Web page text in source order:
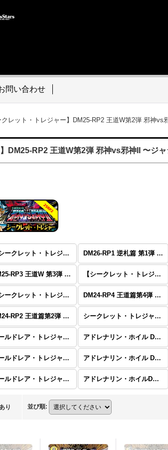
問い合わせ
クレット・トレジャー】DM25-RP2 王道W第2弾 邪神
DM25-RP2 王道W第2弾 邪神vs邪神II 〜ジ
【シークレット・トレジャー】DM26-RP2 逆札篇 第2弾 燃えろ禁断！逆転のドギラゴン革命!! DM26-RP1 逆札篇 第1弾 逆転神VS切札竜
DM25-RP3 王道W 第3弾 邪神vs時皇 〜ビヨンド・ザ・タイム〜 【シークレット・トレジャー】DM25-RP3 王道W 第3弾 邪神vs時皇 〜ビヨンド・ザ・タイム〜
【シークレット・トレジャー】DM25-RP1 王道W第1弾 邪神vs邪神 〜ソウル・オブ・ジ・アビス〜 DM24-RP4 王道篇第4弾 「悪魔神、復活」
DM24-RP2 王道篇第2弾 「カイザー・オブ・ハイパードラゴン」 シークレット・トレジャー DM24-RP2 王道篇第2弾 「カイザー・オブ・ハイパードラゴン」
ゴールドレア・トレジャー DM23-RP4 アビス・レボリューション 第4弾 「竜皇神爆輝」 アドレナリン・ホイル DM23-RP4 アビス・レボリューション 第4弾 「竜皇神爆輝」
ゴールドレア・トレジャー DM23-RP2 アビス・レボリューション 第2弾 「忍邪乱武」 アドレナリン・ホイル DM23-RP2 アビス・レボリューション 第2弾 「忍邪乱武」
ゴールドレア・トレジャーDM22-RP2 ゴッド・オブ・アビス 第2弾「轟炎の竜皇」 アドレナリン・ホイルDM22-RP2 ゴッド・オブ・アビス 第2弾「轟炎の竜皇」
り 並び順: